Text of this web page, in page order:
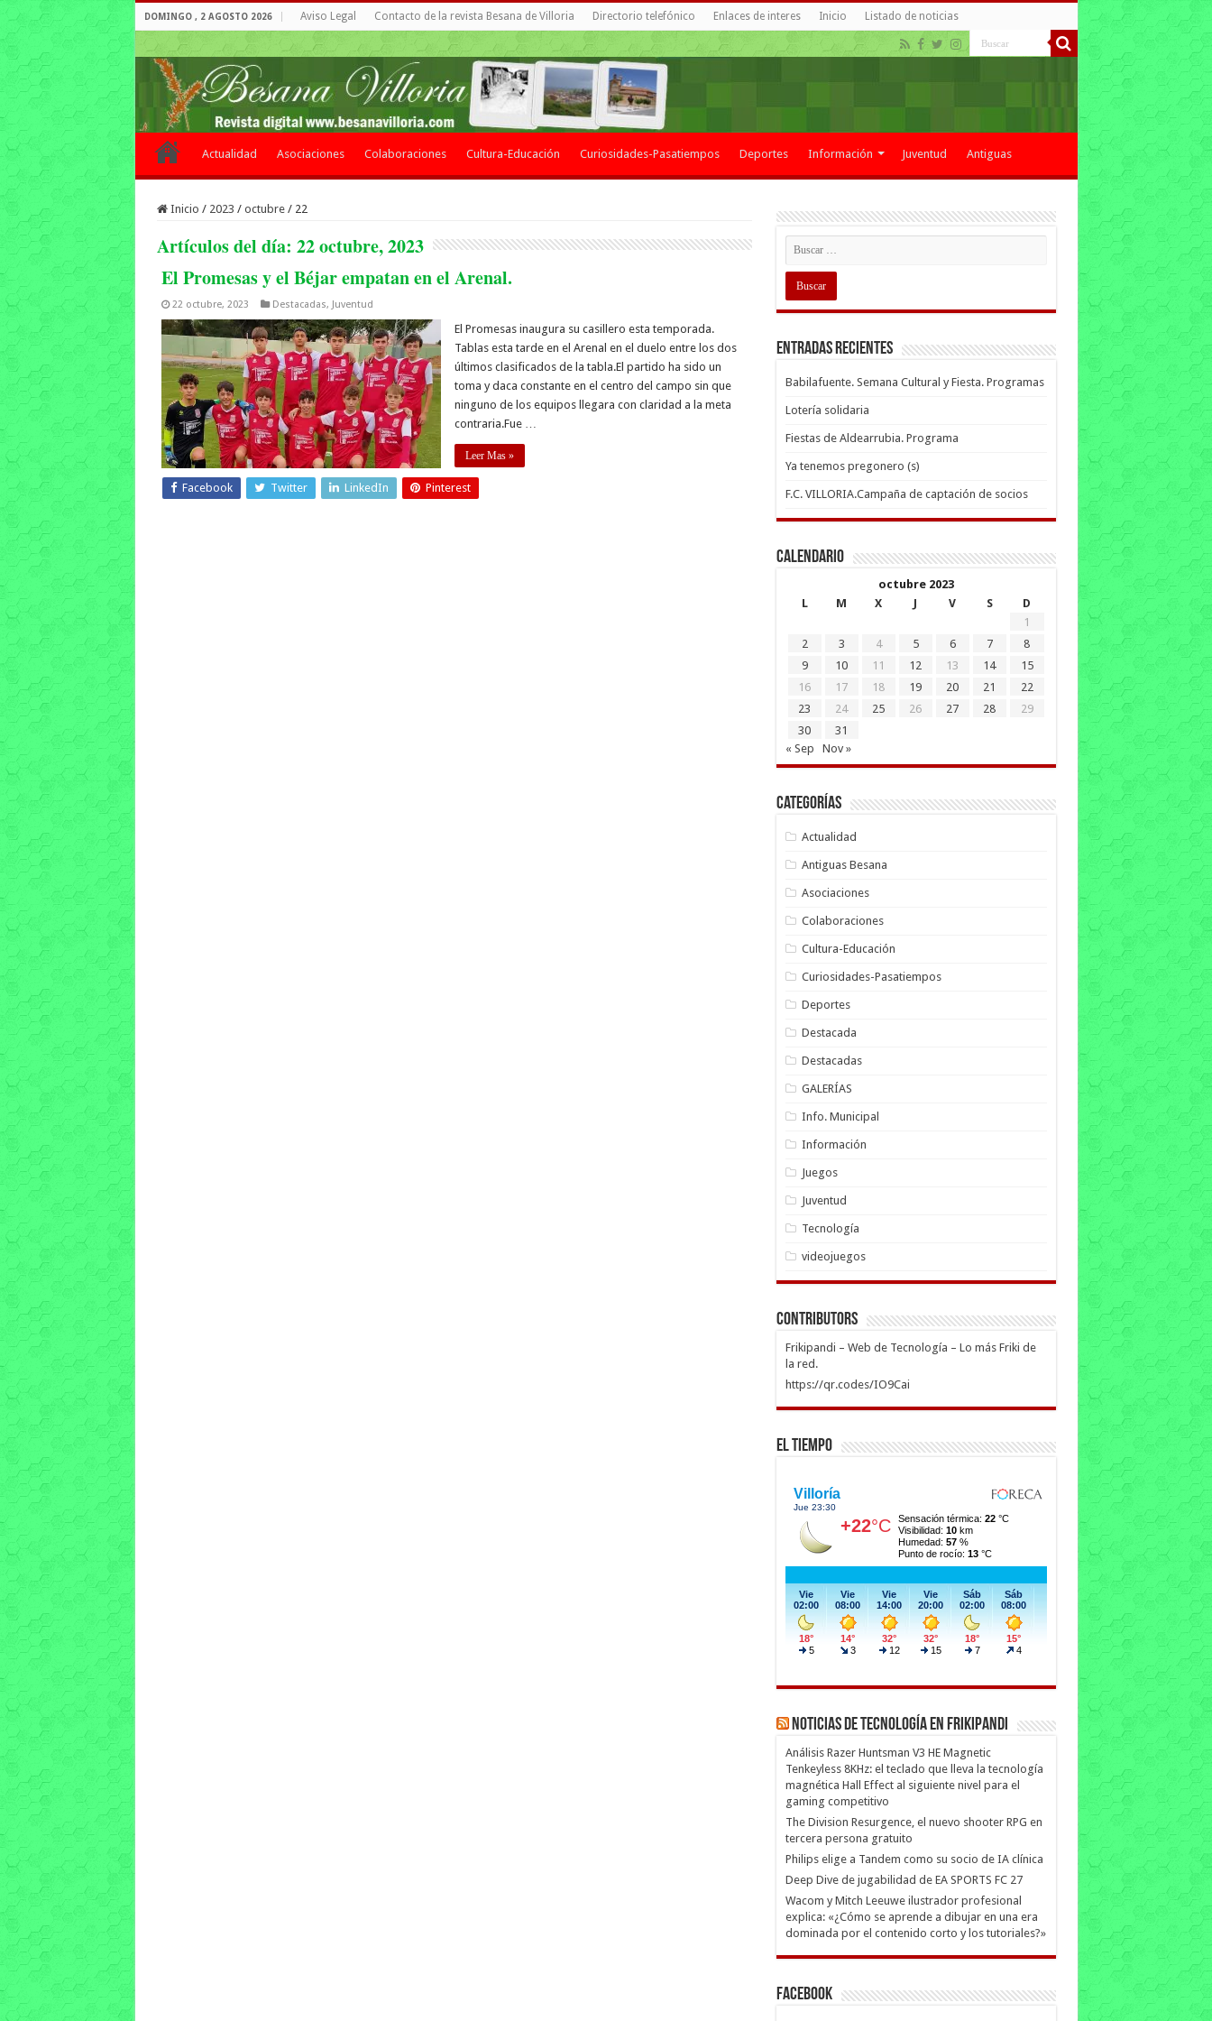
DOMINGO , 2 AGOSTO 2026 Aviso Legal Contacto de la revista Besana de Villoria Directorio telefónico Enlaces de interes Inicio Listado de noticias
Actualidad Asociaciones Colaboraciones Cultura-Educación Curiosidades-Pasatiempos Deportes Información Juventud Antiguas
Inicio / 2023 / octubre / 22
Artículos del día: 22 octubre, 2023
El Promesas y el Béjar empatan en el Arenal.
22 octubre, 2023 Destacadas, Juventud
El Promesas inaugura su casillero esta temporada.
Tablas esta tarde en el Arenal en el duelo entre los dos
últimos clasificados de la tabla.El partido ha sido un
toma y daca constante en el centro del campo sin que
ninguno de los equipos llegara con claridad a la meta
contraria.Fue …
Leer Mas »
Facebook Twitter LinkedIn Pinterest
Entradas recientes
Babilafuente. Semana Cultural y Fiesta. Programas
Lotería solidaria
Fiestas de Aldearrubia. Programa
Ya tenemos pregonero (s)
F.C. VILLORIA.Campaña de captación de socios
Calendario
octubre 2023
L
M X J V S
D
1
2
3 4 5 6 7
8
9
10 11 12 13 14
15
16
17 18 19 20 21
22
23
24 25 26 27 28
29
30
31
« Sep
Nov »
Categorías
Actualidad
Antiguas Besana
Asociaciones
Colaboraciones
Cultura-Educación
Curiosidades-Pasatiempos
Deportes
Destacada
Destacadas
GALERÍAS
Info. Municipal
Información
Juegos
Juventud
Tecnología
videojuegos
Contributors
Frikipandi – Web de Tecnología – Lo más Friki de
la red.
https://qr.codes/IO9Cai
El Tiempo
Noticias de Tecnología en Frikipandi
Análisis Razer Huntsman V3 HE Magnetic
Tenkeyless 8KHz: el teclado que lleva la tecnología
magnética Hall Effect al siguiente nivel para el
gaming competitivo
The Division Resurgence, el nuevo shooter RPG en
tercera persona gratuito
Philips elige a Tandem como su socio de IA clínica
Deep Dive de jugabilidad de EA SPORTS FC 27
Wacom y Mitch Leeuwe ilustrador profesional
explica: «¿Cómo se aprende a dibujar en una era
dominada por el contenido corto y los tutoriales?»
Facebook